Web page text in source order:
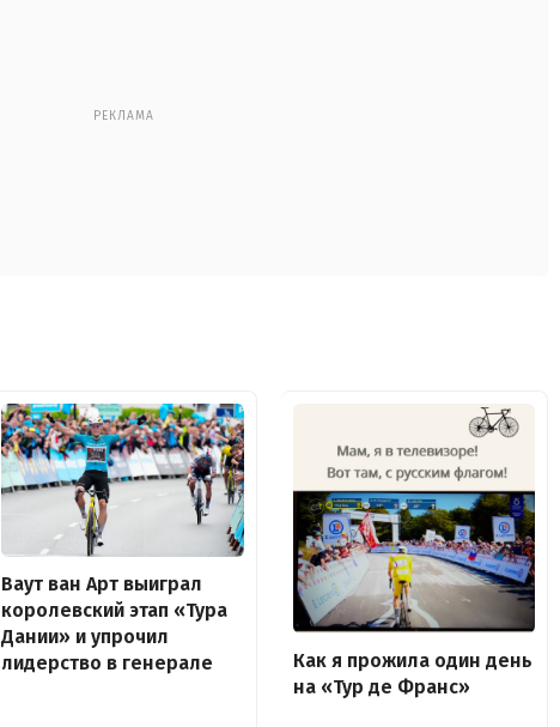
РЕКЛАМА
Ваут ван Арт выиграл
королевский этап «Тура
Дании» и упрочил
лидерство в генерале
Как я прожила один день
на «Тур де Франс»